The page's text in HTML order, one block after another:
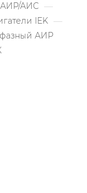
АИР/АИС —
IEK —
АИР